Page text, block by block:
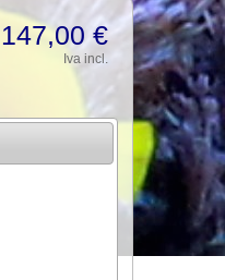
147,00 €
Iva incl.